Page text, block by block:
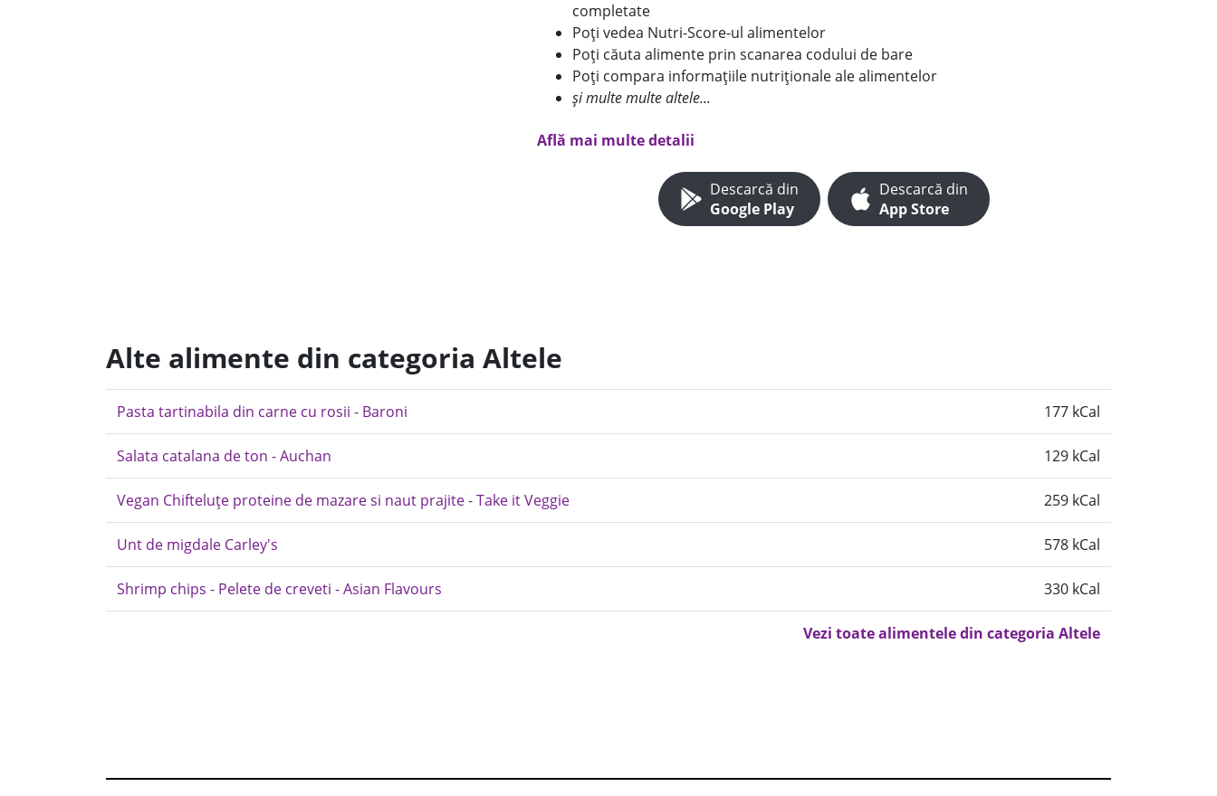
completate
Poți vedea Nutri-Score-ul alimentelor
Poți căuta alimente prin scanarea codului de bare
Poți compara informațiile nutriționale ale alimentelor
și multe multe altele...
Află mai multe detalii
Descarcă din
Google Play
Descarcă din
App Store
Alte alimente din categoria Altele
Pasta tartinabila din carne cu rosii - Baroni 177 kCal
Salata catalana de ton - Auchan 129 kCal
Vegan Chifteluțe proteine de mazare si naut prajite - Take it Veggie 259 kCal
Unt de migdale Carley's 578 kCal
Shrimp chips - Pelete de creveti - Asian Flavours 330 kCal
Vezi toate alimentele din categoria Altele